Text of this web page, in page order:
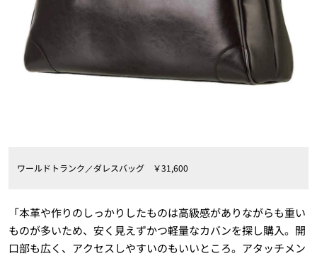
ワールドトランク／ダレスバッグ ￥31,600
「本革や作りのしっかりしたものは高級感がありながらも重い
ものが多いため、安く見えずかつ軽量なカバンを探し購入。開
口部も広く、アクセスしやすいのもいいところ。アタッチメン